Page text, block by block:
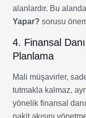
alanlardır. Bu
Yapar? sorusu
4. Finansal
Planlama
Mali müşavirler,
tutmakla kalmaz,
yönelik finansal
nakit akışını